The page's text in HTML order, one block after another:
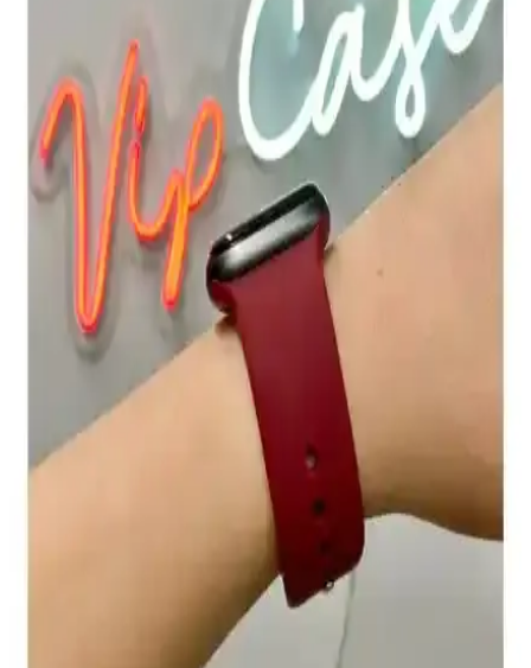
Mahzen Watch Uyumlu Seri, şık tasarımı ve dayanıklı
malzemeleriyle Apple Watch kullanıcılarına uygun, kolay takıp
çıkarılan ve çeşitli renk seçenekleriyle öne çıkan bir saat kayışıdır.
Apple Watch Series 6 ve Apple Hesap Güvenliği:
Güncel Sorunlar ve Çözüm Yolları
Apple Watch Series 6 ve Apple ID sorunlarına odaklanan bu içerik,
güvenlik önlemleri ve çözüm yollarını detaylandırarak kullanıcıların
deneyimini artırmayı hedefler.
Apple Watch için Uyumlu Silikon Kordon
İncelemesi ve Kullanıcı Deneyimleri
Apple Watch uyumlu silikon kordonlar, şık tasarımı, konforu ve
dayanıklılığıyla günlük kullanım için ideal. Renk seçenekleri ve
yüksek kalite malzeme, kullanıcı memnuniyetini artırıyor.
Asfal Metal Başlıklı Apple Watch Kayışı: 42–49 mm
uyumlu, Watch Ultra için şık tasarım
Asfal Metal Başlıklı Apple Watch Kayışı, 42–49 mm aralığında
uyum sağlar ve Watch Ultra ile uyumludur. Dayanıklı metal başlık,
yumuşak iç yüzey ve estetik kumaş hissi konforu artırır; montaj
kolaylığı ve kilit güvenilirliği ise değişkenlik gösterir.
Apple Watch Series 10 ve 11 46 mm için dayanıklı